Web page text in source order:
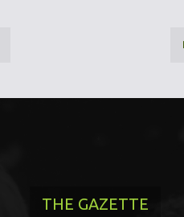
THE GAZETTE